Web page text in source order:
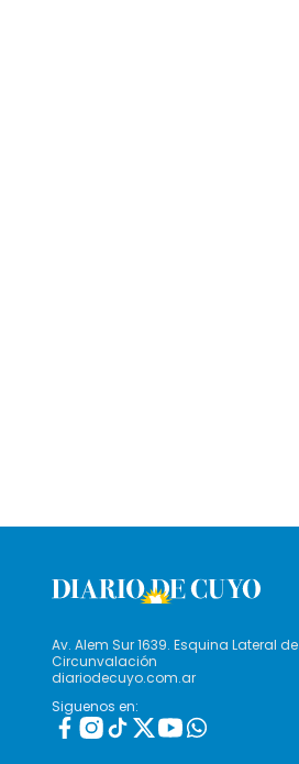
Av. Alem Sur 1639. Esquina Lateral de
Circunvalación
diariodecuyo.com.ar
Siguenos en: